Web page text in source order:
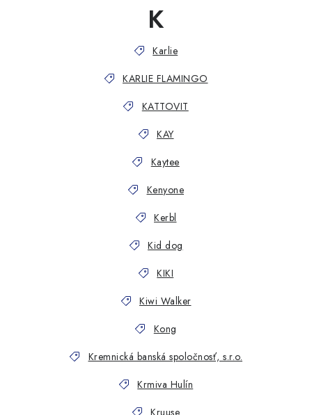
K
Karlie
KARLIE FLAMINGO
KATTOVIT
KAY
Kaytee
Kenyone
Kerbl
Kid dog
KIKI
Kiwi Walker
Kong
Kremnická banská spoločnosť, s.r.o.
Krmiva Hulín
Kruuse